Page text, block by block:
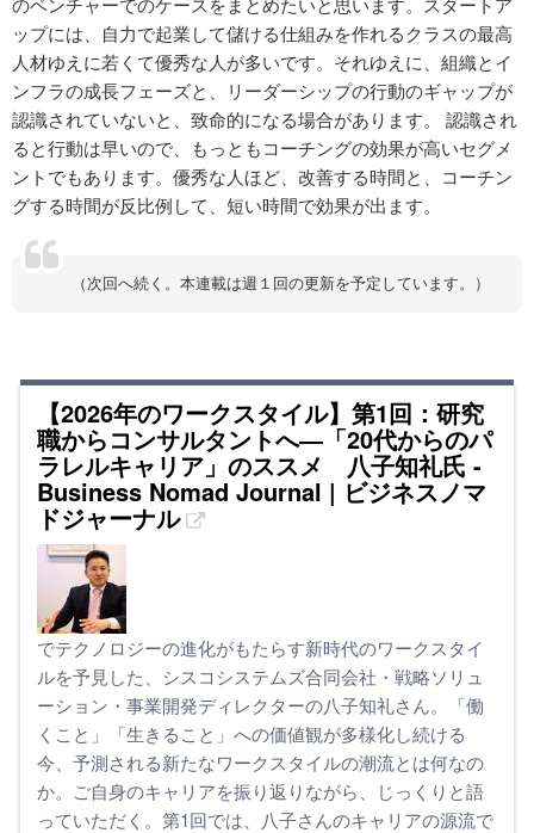
ップには、自力で起業して儲ける仕組みを作れるクラスの最高
人材ゆえに若くて優秀な人が多いです。それゆえに、組織とイ
ンフラの成長フェーズと、リーダーシップの行動のギャップが
認識されていないと、致命的になる場合があります。 認識され
ると行動は早いので、もっともコーチングの効果が高いセグメ
ントでもあります。優秀な人ほど、改善する時間と、コーチン
グする時間が反比例して、短い時間で効果が出ます。
（次回へ続く。本連載は週１回の更新を予定しています。）
【2026年のワークスタイル】第1回：研究
職からコンサルタントへ―「20代からのパ
ラレルキャリア」のススメ 八子知礼氏 -
Business Nomad Journal | ビジネスノマ
ドジャーナル
でテクノロジーの進化がもたらす新時代のワークスタイ
ルを予見した、シスコシステムズ合同会社・戦略ソリュ
ーション・事業開発ディレクターの八子知礼さん。「働
くこと」「生きること」への価値観が多様化し続ける
今、予測される新たなワークスタイルの潮流とは何なの
か。ご自身のキャリアを振り返りながら、じっくりと語
っていただく。第1回では、八子さんのキャリアの源流で